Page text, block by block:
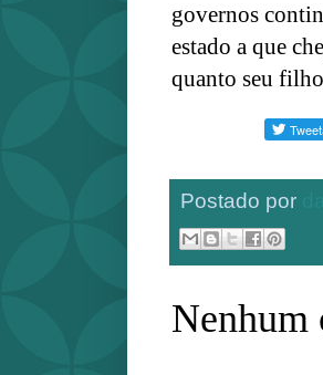
governos
estado a que
quanto seu
Postado por
Nenhum